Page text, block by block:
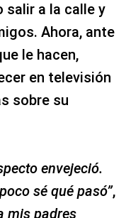
salir a la calle y
Ahora, ante
le hacen,
en televisión
sobre su
envejeció.
sé qué pasó”,
mis padres